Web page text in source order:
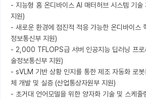
- 지능형 홈 온디바이스 AI 매터허브 시스템 기
지원)
- 새로운 환경에 점진적 적응 가능한 온디바이스
정보통신부 지원)
- 2,000 TFLOPS급 서버 인공지능 딥러닝 프로
술정보통신부 지원)
- sVLM 기반 상황 인지를 통한 제조 자동화 로
체 개발 및 실증 (산업통상자원부 지원)
- 초거대 언어모델을 위한 양자화 기술 및 스케줄